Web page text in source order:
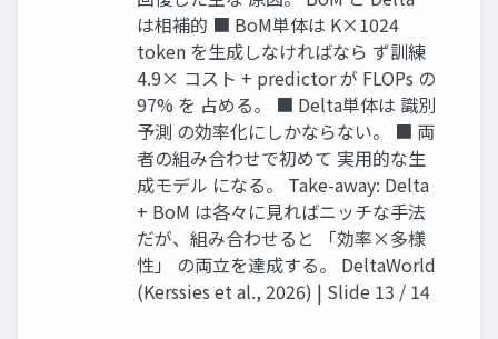
は相補的 ■ BoM単体は K×1024
token を生成しなければなら ず訓練
4.9× コスト + predictor が FLOPs の
97% を 占める。 ■ Delta単体は 識別
予測 の効率化にしかならない。 ■ 両
者の組み合わせで初めて 実用的な生
成モデル になる。 Take-away: Delta
+ BoM は各々に見ればニッチな手法
だが、組み合わせると 「効率×多様
性」 の両立を達成する。 DeltaWorld
(Kerssies et al., 2026) | Slide 13 / 14